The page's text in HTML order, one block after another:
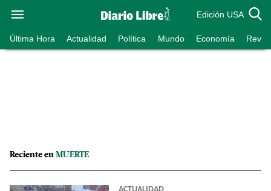
Edición USA
Última Hora Actualidad Política Mundo Economía
Reciente en MUERTE